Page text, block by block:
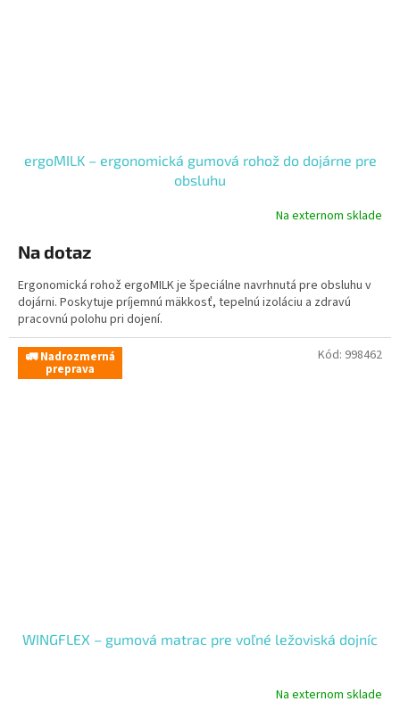
ergoMILK – ergonomická gumová rohož do dojárne pre
obsluhu
Na externom sklade
Na dotaz
Ergonomická rohož ergoMILK je špeciálne navrhnutá pre obsluhu v
dojárni. Poskytuje príjemnú mäkkosť, tepelnú izoláciu a zdravú
pracovnú polohu pri dojení.
🚛 Nadrozmerná
preprava
WINGFLEX – gumová matrac pre voľné ležoviská dojníc
Na externom sklade
Kód: 998462